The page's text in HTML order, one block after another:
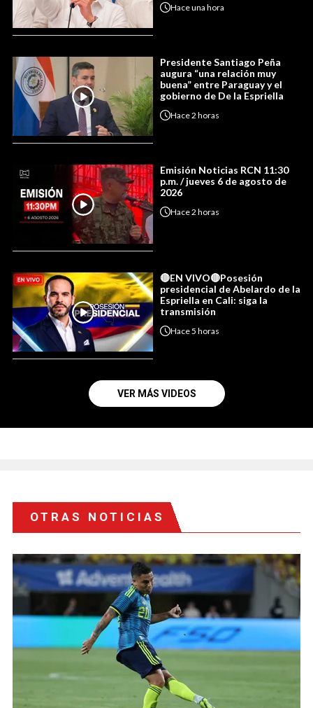
Haceuna hora
Presidente Santiago Peña
augura “una relación muy
buena” entre Paraguay y el
gobierno de De la Espriella
Hace2 horas
Emisión Noticias RCN 11:30
p.m. / jueves 6 de agosto de
2026
Hace2 horas
🔴EN VIVO🔴Posesión
presidencial de Abelardo de la
Espriella en Cali: siga la
transmisión
Hace5 horas
VER MÁS VIDEOS
OTRAS NOTICIAS